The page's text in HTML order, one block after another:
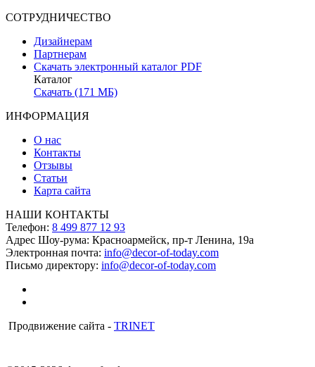
СОТРУДНИЧЕСТВО
Дизайнерам
Партнерам
Скачать электронный каталог PDF
Каталог
Скачать (171 МБ)
ИНФОРМАЦИЯ
О нас
Контакты
Отзывы
Статьи
Карта сайта
НАШИ КОНТАКТЫ
Телефон: 8 499 877 12 93
Адрес Шоу-рума: Красноармейск, пр-т Ленина, 19а
Электронная почта: info@decor-of-today.com
Письмо директору: info@decor-of-today.com
Продвижение сайта - TRINET